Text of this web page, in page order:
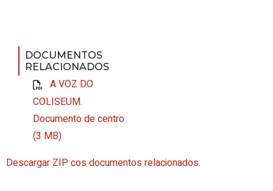
DOCUMENTOS
RELACIONADOS
A VOZ DO
COLISEUM.
Documento de centro
(3 MB)
Descargar ZIP cos documentos relacionados.